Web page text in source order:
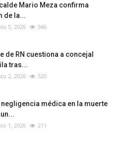
Mario Meza confirma
de la...
5, 2026 946
de RN cuestiona a concejal
tras...
2, 2026 520
negligencia médica en la muerte
1, 2026 211